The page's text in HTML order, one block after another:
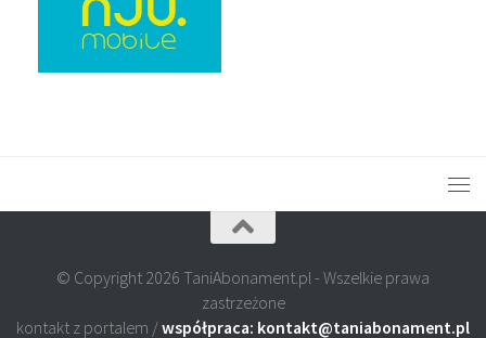
© Copyright 2026 TaniAbonament.pl - Wszelkie prawa
zastrzeżone
kontakt z portalem /współpraca: kontakt@taniabonament.pl